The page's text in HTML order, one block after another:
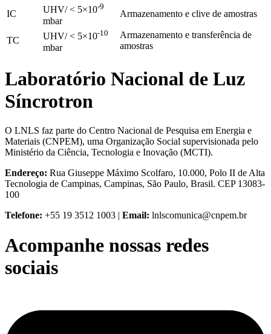
IC UHV/ < 5×10-9
mbar
Armazenamento e clive de amostras
TC UHV/ < 5×10-10
mbar
Armazenamento e transferência de
amostras
Laboratório Nacional de Luz
Síncrotron
O LNLS faz parte do Centro Nacional de Pesquisa em Energia e
Materiais (CNPEM), uma Organização Social supervisionada pelo
Ministério da Ciência, Tecnologia e Inovação (MCTI).
Endereço: Rua Giuseppe Máximo Scolfaro, 10.000, Polo II de Alta
Tecnologia de Campinas, Campinas, São Paulo, Brasil. CEP 13083-
100
Telefone: +55 19 3512 1003 | Email: lnlscomunica@cnpem.br
Acompanhe nossas redes
sociais